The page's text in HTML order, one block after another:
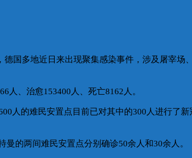
多地近日来出现聚集感染事件，涉及屠宰场
、治愈153400人、死亡8162人。
的难民安置点目前已对其中的300人进行了
的两间难民安置点分别确诊50余人和30余人。